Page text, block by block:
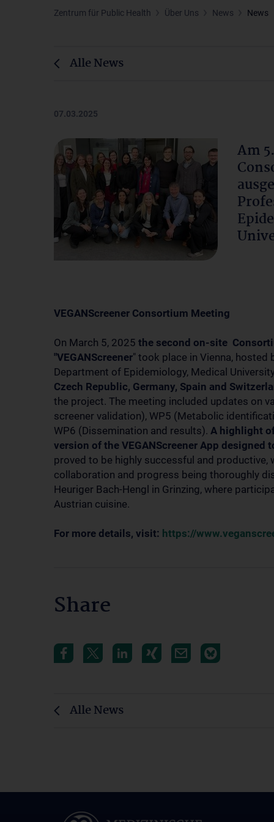
Zentrum für Public Health Über Uns News News
Alle News
07.03.2025
Am
VEGANScreener Consortium Meeting
On March 5, 2025 the second on-site
"VEGANScreener" took place in Vienna,
Department of Epidemiology, Medical
Czech Republic, Germany, Spain and
the project. The meeting included updates on
screener validation), WP5 (Metabolic
WP6 (Dissemination and results). A highlight
version of the VEGANScreener App
proved to be highly successful and
collaboration and progress being thoroughly
Heuriger Bach-Hengl in Grinzing, where
Austrian cuisine.
For more details, visit: https://
Share
Alle News